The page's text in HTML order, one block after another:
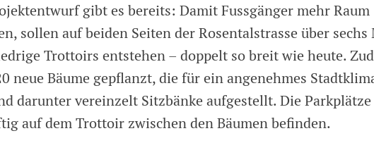
gibt es bereits: Damit Fussgänger mehr Raum
sollen auf beiden Seiten der Rosentalstrasse über sechs
Trottoirs entstehen – doppelt so breit wie heute.
neue Bäume gepflanzt, die für ein angenehmes
darunter vereinzelt Sitzbänke aufgestellt. Die
auf dem Trottoir zwischen den Bäumen befinden.